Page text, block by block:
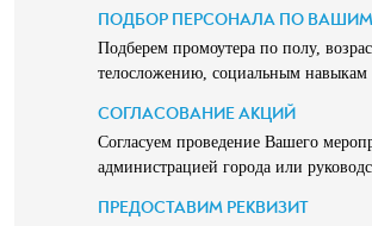
ПОДБОР ПЕРСОНАЛА ПО ВАШИМ
Подберем промоутера по полу,
телосложению, социальным навыкам
СОГЛАСОВАНИЕ АКЦИЙ
Согласуем проведение Вашего
администрацией города или
ПРЕДОСТАВИМ РЕКВИЗИТ